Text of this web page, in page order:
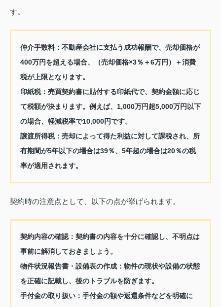
す。
仲介手数料： 不動産会社に支払う成功報酬で、売却価格が
400万円を超える場合、（売却価格×3％＋6万円）＋消費
税が上限となります。
印紙税： 売買契約書に貼付する印紙代で、契約金額に応じ
て税額が決まります。例えば、1,000万円超5,000万円以下
の場合、軽減税率で10,000円です。
譲渡所得税： 売却によって得た利益に対して課税され、所
有期間が5年以下の場合は39％、5年超の場合は20％の税
率が適用されます。
契約時の注意点として、以下の点が挙げられます。
契約内容の確認： 契約書の内容を十分に確認し、不明点は
事前に解消しておきましょう。
物件状況報告書・設備表の作成： 物件の現状や設備の状態
を正確に記載し、後のトラブルを防ぎます。
手付金の取り扱い： 手付金の額や返還条件などを明確に